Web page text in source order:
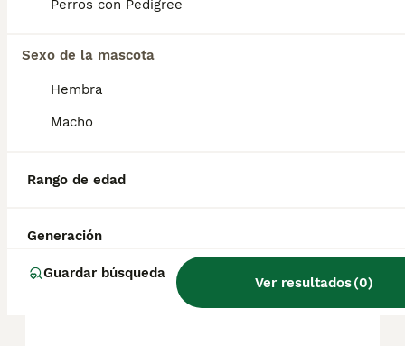
Perros con Pedigree
Sexo de la mascota
Hembra
Macho
Rango de edad
Generación
Guardar búsqueda
Ver resultados(0)
guardián y lo ha demostrado en muchas
Maremma?
¿Cuántas veces al día tiene
que comer un pastor